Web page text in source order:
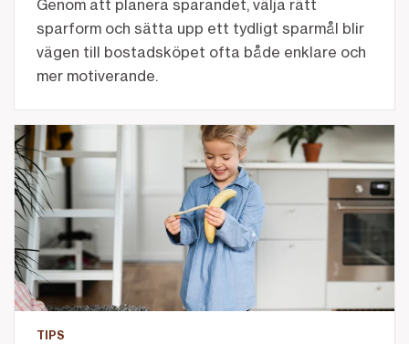
Genom att planera sparandet, välja rätt
sparform och sätta upp ett tydligt sparmål blir
vägen till bostadsköpet ofta både enklare och
mer motiverande.
Månadsspara: så kommer du igång med ditt sparande
TIPS